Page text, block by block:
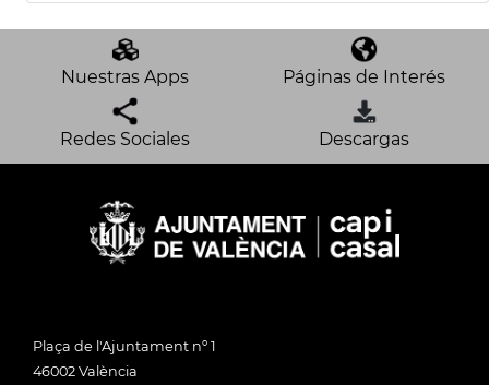
Nuestras Apps Páginas de Interés
Redes Sociales Descargas
Plaça de l'Ajuntament nº 1
46002 València